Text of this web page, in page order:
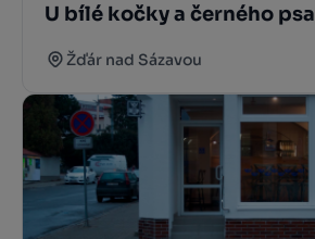
U bílé kočky a černého psa
Žďár nad Sázavou